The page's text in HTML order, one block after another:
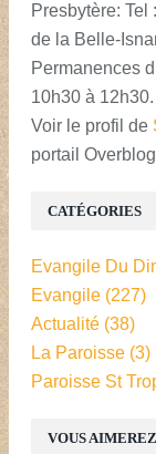
Presbytère: Tel
de la Belle-
Permanences
10h30 à 12h30.
Voir le profil de
portail Overblog
VOUS
CATÉGORIES
Evangile Du
Evangile (227)
Actualité (38)
La Paroisse (3)
Paroisse St